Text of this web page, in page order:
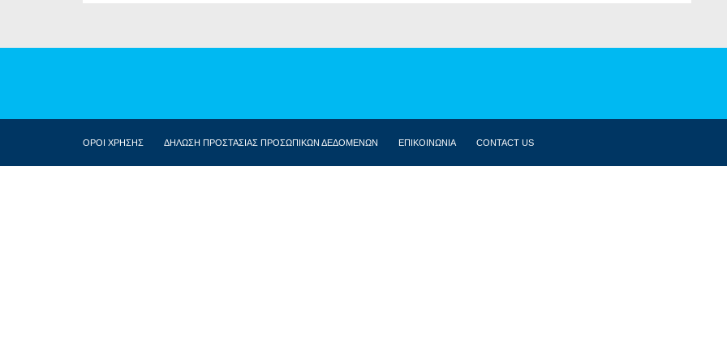
ΟΡΟΙ ΧΡΗΣΗΣ ΔΗΛΩΣΗ ΠΡΟΣΤΑΣΙΑΣ ΠΡΟΣΩΠΙΚΩΝ ΔΕΔΟΜΕΝΩΝ ΕΠΙΚΟΙΝΩΝΙΑ CONTACT US